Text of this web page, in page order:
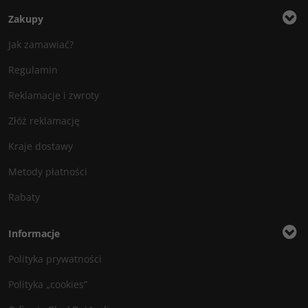
Zakupy
Jak zamawiać?
Regulamin
Reklamacje i zwroty
Złóż reklamację
Kraje dostawy
Metody płatności
Rabaty
Informacje
Polityka prywatności
Polityka „cookies”